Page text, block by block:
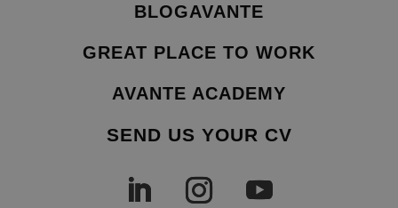
BLOGAVANTE
GREAT PLACE TO WORK
AVANTE ACADEMY
SEND US YOUR CV